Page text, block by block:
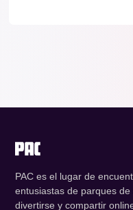
PAC es el lugar de
entusiastas de parques
divertirse y compartir